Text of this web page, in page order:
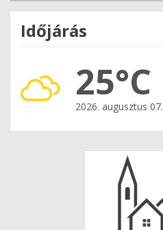
Időjárás
25°C
2026. augusztus 07.